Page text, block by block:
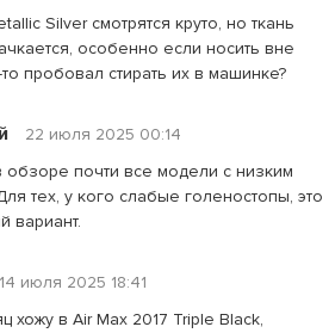
Silver смотрятся круто, но ткань
особенно если носить вне
то пробовал стирать их в машинке?
22 июля 2025 00:14
почти все модели с низким
тех, у кого слабые голеностопы, это
вариант.
14 июля 2025 18:41
хожу в Air Max 2017 Triple Black,